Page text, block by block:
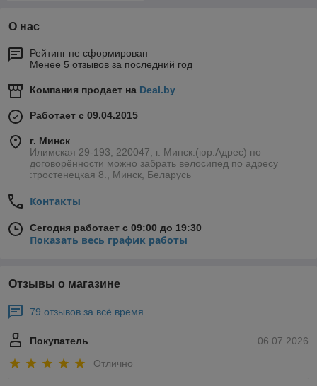
О нас
Рейтинг не сформирован
Менее 5 отзывов за последний год
Компания продает на Deal.by
Работает с 09.04.2015
г. Минск
Илимская 29-193, 220047, г. Минск.(юр.Адрес) по
договорённости можно забрать велосипед по адресу
:тростенецкая 8., Минск, Беларусь
Контакты
Сегодня работает с 09:00 до 19:30
Показать весь график работы
Отзывы о магазине
79 отзывов за всё время
06.07.2026
Покупатель
Отлично